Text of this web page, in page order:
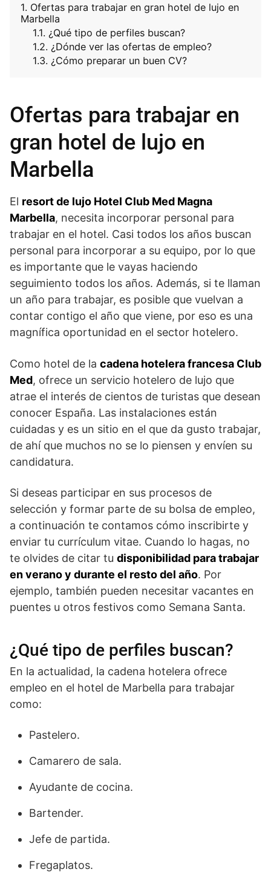
Ofertas para trabajar en gran hotel de lujo en
Marbella
¿Qué tipo de perfiles buscan?
¿Dónde ver las ofertas de empleo?
¿Cómo preparar un buen CV?
Ofertas para trabajar en
gran hotel de lujo en
Marbella
El resort de lujo Hotel Club Med Magna
Marbella, necesita incorporar personal para
trabajar en el hotel. Casi todos los años buscan
personal para incorporar a su equipo, por lo que
es importante que le vayas haciendo
seguimiento todos los años. Además, si te llaman
un año para trabajar, es posible que vuelvan a
contar contigo el año que viene, por eso es una
magnífica oportunidad en el sector hotelero.
Como hotel de la cadena hotelera francesa Club
Med, ofrece un servicio hotelero de lujo que
atrae el interés de cientos de turistas que desean
conocer España. Las instalaciones están
cuidadas y es un sitio en el que da gusto trabajar,
de ahí que muchos no se lo piensen y envíen su
candidatura.
Si deseas participar en sus procesos de
selección y formar parte de su bolsa de empleo,
a continuación te contamos cómo inscribirte y
enviar tu currículum vitae. Cuando lo hagas, no
te olvides de citar tu disponibilidad para trabajar
en verano y durante el resto del año. Por
ejemplo, también pueden necesitar vacantes en
puentes u otros festivos como Semana Santa.
¿Qué tipo de perfiles buscan?
En la actualidad, la cadena hotelera ofrece
empleo en el hotel de Marbella para trabajar
como:
Pastelero.
Camarero de sala.
Ayudante de cocina.
Bartender.
Jefe de partida.
Fregaplatos.